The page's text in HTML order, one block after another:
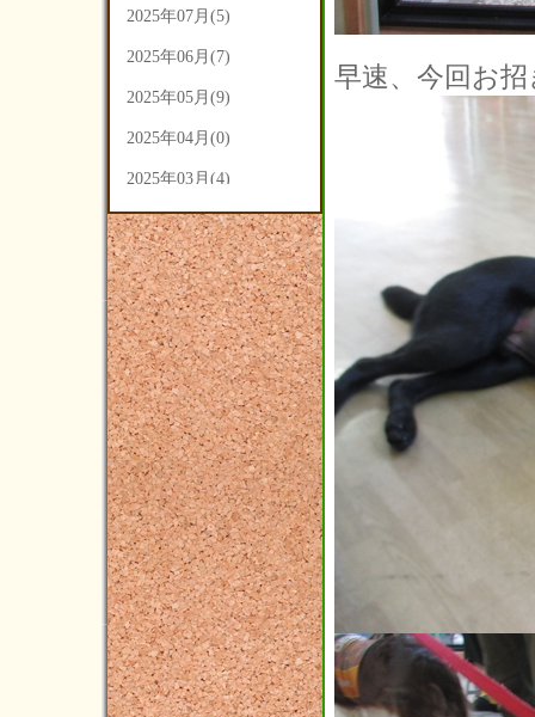
2025年07月(5)
2025年06月(7)
2025年05月(9)
2025年04月(0)
2025年03月(4)
2025年02月(5)
2025年01月(3)
2024年12月(3)
2024年11月(4)
2024年10月(14)
2024年09月(14)
2024年08月(7)
2024年07月(16)
2024年06月(9)
2024年05月(10)
2024年04月(5)
2024年03月(7)
2024年02月(2)
早速、今回お